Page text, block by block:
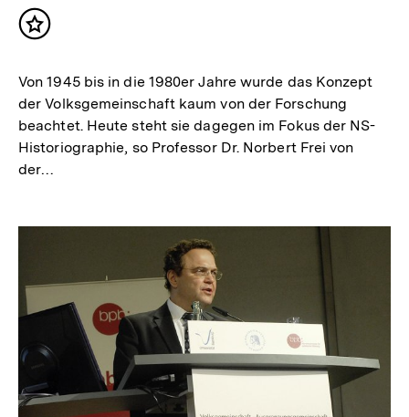
Inhalt
Von 1945 bis in die 1980er Jahre wurde das Konzept
der Volksgemeinschaft kaum von der Forschung
beachtet. Heute steht sie dagegen im Fokus der NS-
Historiographie, so Professor Dr. Norbert Frei von
der…